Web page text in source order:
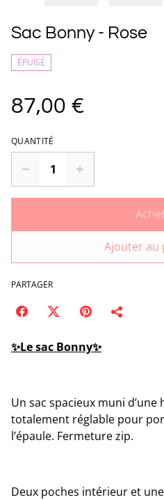
Sac Bonny - Rose
ÉPUISÉ
87,00 €
QUANTITÉ
Ajouter au
PARTAGER
✨Le sac Bonny✨
Un sac spacieux muni d’une
totalement réglable pour
l’épaule. Fermeture zip.
Deux poches intérieur et